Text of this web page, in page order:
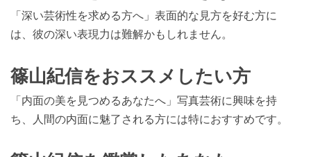
「深い芸術性を求める方へ」表面的な見方を好む方に
は、彼の深い表現力は難解かもしれません。
篠山紀信をおススメしたい方
「内面の美を見つめるあなたへ」写真芸術に興味を持
ち、人間の内面に魅了される方には特におすすめです。